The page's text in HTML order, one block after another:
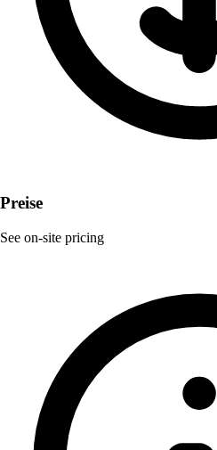
Preise
See on-site pricing